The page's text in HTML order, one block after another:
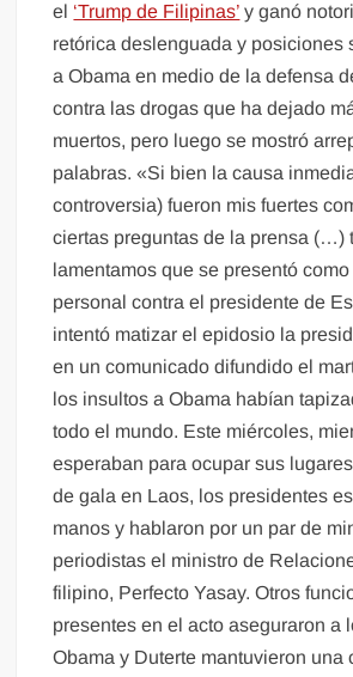
el ‘Trump de Filipinas’ y ganó
retórica deslenguada y posiciones
a Obama en medio de la defensa
contra las drogas que ha dejado
muertos, pero luego se mostró
palabras. «Si bien la causa
controversia) fueron mis fuertes
ciertas preguntas de la prensa (…)
lamentamos que se presentó
personal contra el presidente de
intentó matizar el epidosio la
en un comunicado difundido el
los insultos a Obama habían
todo el mundo. Este miércoles,
esperaban para ocupar sus
de gala en Laos, los presidentes
manos y hablaron por un par de
periodistas el ministro de
filipino, Perfecto Yasay. Otros
presentes en el acto aseguraron a
Obama y Duterte mantuvieron una